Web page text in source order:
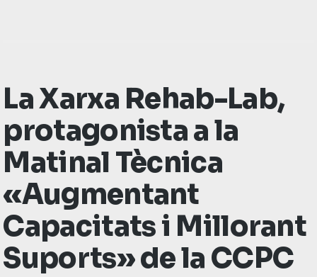
La Xarxa Rehab-Lab,
protagonista a la
Matinal Tècnica
«Augmentant
Capacitats i Millorant
Suports» de la CCPC